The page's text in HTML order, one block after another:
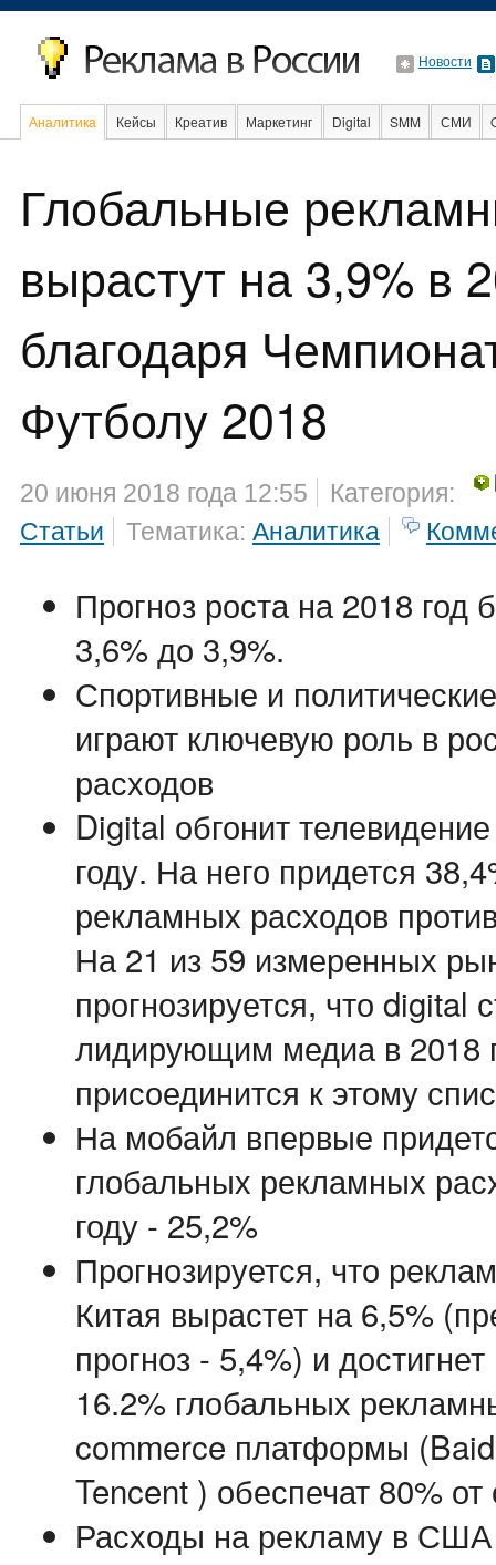
Новости
Аналитика Кейсы Креатив Маркетинг Digital SMM СМИ
Глобальные
вырастут на 3,9% в
благодаря
Футболу 2018
20 июня 2018 года 12:55
Категория:
Статьи
Тематика: Аналитика
Прогноз роста на 2018 год
3,6% до 3,9%.
Спортивные и
играют ключевую роль в
расходов
Digital обгонит
году. На него придется
рекламных расходов
На 21 из 59 измеренных
прогнозируется, что digital
лидирующим медиа в 2018
присоединится к этому
На мобайл впервые
глобальных рекламных
году - 25,2%
Прогнозируется, что
Китая вырастет на 6,5%
прогноз - 5,4%) и
16.2% глобальных
commerce платформы
Tencent ) обеспечат 80%
Расходы на рекламу в США